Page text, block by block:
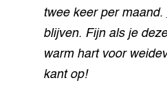
twee keer permaand.
blijven. Fijn als je
warm hart voor
kant op!